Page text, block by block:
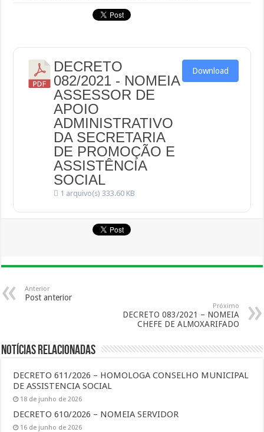
DECRETO
082/2021 - NOMEIA
ASSESSOR DE
APOIO
ADMINISTRATIVO
DA SECRETARIA
DE PROMOÇÃO E
ASSISTÊNCIA
SOCIAL
1 arquivo(s)333.60 KB
Download
Anterior
Post anterior
Próximo
DECRETO 083/2021 – NOMEIA
CHEFE DE ALMOXARIFADO
Notícias Relacionadas
DECRETO 611/2026 – HOMOLOGA CONSELHO MUNICIPAL
DE ASSISTENCIA SOCIAL
18 de junho de 2026
DECRETO 610/2026 – NOMEIA SERVIDOR
16 de junho de 2026